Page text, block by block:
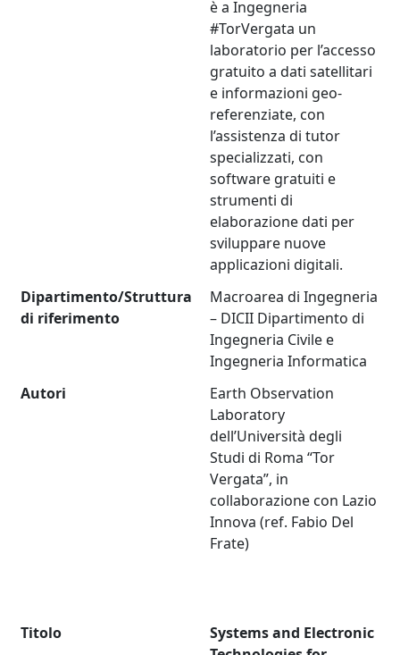
è a Ingegneria
#TorVergata un
laboratorio per l’accesso
gratuito a dati satellitari
e informazioni geo-
referenziate, con
l’assistenza di tutor
specializzati, con
software gratuiti e
strumenti di
elaborazione dati per
sviluppare nuove
applicazioni digitali.
Dipartimento/Struttura
di riferimento
Macroarea di Ingegneria
– DICII Dipartimento di
Ingegneria Civile e
Ingegneria Informatica
Autori
Earth Observation
Laboratory
dell’Università degli
Studi di Roma “Tor
Vergata”, in
collaborazione con Lazio
Innova (ref. Fabio Del
Frate)
Titolo
Systems and Electronic